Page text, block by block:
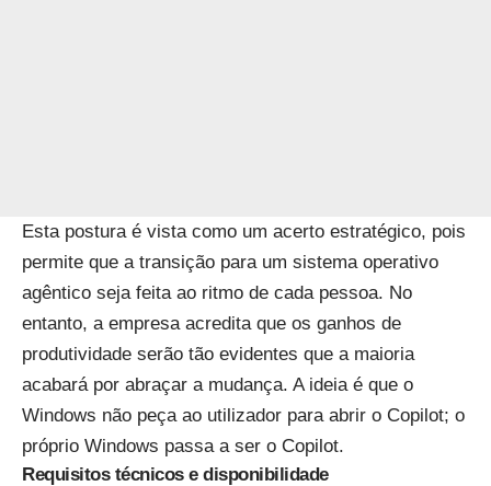
Esta postura é vista como um acerto estratégico, pois
permite que a transição para um sistema operativo
agêntico seja feita ao ritmo de cada pessoa. No
entanto, a empresa acredita que os ganhos de
produtividade serão tão evidentes que a maioria
acabará por abraçar a mudança. A ideia é que o
Windows não peça ao utilizador para abrir o Copilot; o
próprio Windows passa a ser o Copilot.
Requisitos técnicos e disponibilidade